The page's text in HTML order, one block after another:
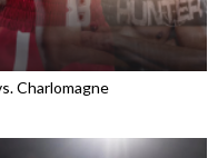
Charlomagne